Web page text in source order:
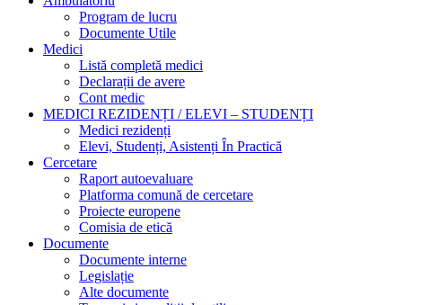
Program de lucru
Documente Utile
Medici
Listă completă medici
Declarații de avere
Cont medic
MEDICI REZIDENȚI / ELEVI – STUDENȚI
Medici rezidenți
Elevi, Studenți, Asistenți În Practică
Cercetare
Raport autoevaluare
Platforma comună de cercetare
Proiecte europene
Comisia de etică
Documente
Documente interne
Legislație
Alte documente